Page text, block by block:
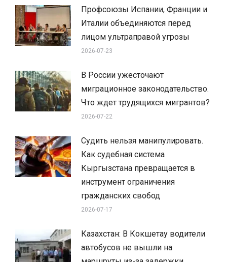
Профсоюзы Испании, Франции и
Италии объединяются перед
лицом ультраправой угрозы
2026-07-23
В России ужесточают
миграционное законодательство.
Что ждет трудящихся мигрантов?
2026-07-22
Судить нельзя манипулировать.
Как судебная система
Кыргызстана превращается в
инструмент ограничения
гражданских свобод
2026-07-17
Казахстан: В Кокшетау водители
автобусов не вышли на